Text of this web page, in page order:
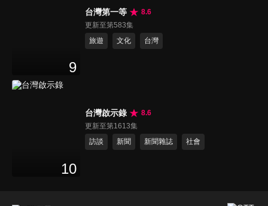
9
台灣第一等
8.6
更新至第583集
旅遊
文化 台灣
10
台灣啟示錄
8.6
更新至第1613集
訪談
新聞 新聞雜誌 社會